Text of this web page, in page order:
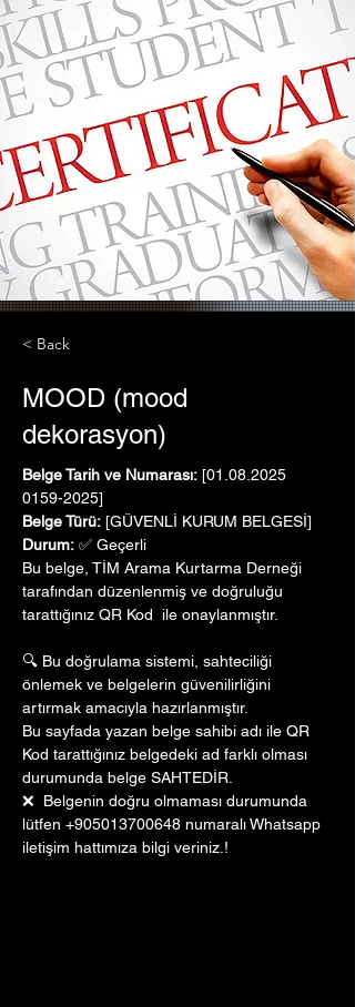
< Back
MOOD (mood
dekorasyon)
Belge Tarih ve Numarası: [01.08.2025
0159-2025]
Belge Türü: [GÜVENLİ KURUM BELGESİ]
Durum: ✅ Geçerli
Bu belge, TİM Arama Kurtarma Derneği
tarafından düzenlenmiş ve doğruluğu
tarattığınız QR Kod  ile onaylanmıştır.
🔍 Bu doğrulama sistemi, sahteciliği
önlemek ve belgelerin güvenilirliğini
artırmak amacıyla hazırlanmıştır.
Bu sayfada yazan belge sahibi adı ile QR
Kod tarattığınız belgedeki ad farklı olması
durumunda belge SAHTEDİR.
❌  Belgenin doğru olmaması durumunda
lütfen +905013700648 numaralı Whatsapp
iletişim hattımıza bilgi veriniz.!